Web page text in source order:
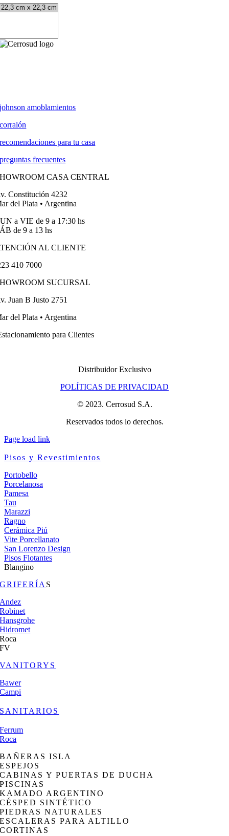
johnson amoblamientos
corralón
recomendaciones para tu casa
preguntas frecuentes
CASA CENTRAL
Constitución 4232
del Plata • Argentina
a VIE de 9 a 17:30 hs
de 9 a 13 hs
AL CLIENTE
410 7000
SUCURSAL
Juan B Justo 2751
del Plata • Argentina
para Clientes
Distribuidor Exclusivo
POLÍTICAS DE PRIVACIDAD
© 2023. Cerrosud S.A.
Reservados todos lo derechos.
Page load link
Pisos y Revestimientos
Portobello
Porcelanosa
Pamesa
Tau
Marazzi
Ragno
Cerámica Piú
Vite Porcellanato
San Lorenzo Design
Pisos Flotantes
Blangino
GRIFERÍA S
Andez
Robinet
Hansgrohe
Hidromet
Roca
FV
VANITORYS
Bawer
Campi
SANITARIOS
Ferrum
Roca
BAÑERAS ISLA
ESPEJOS
CABINAS Y PUERTAS DE DUCHA
PISCINAS
KAMADO ARGENTINO
CÉSPED SINTÉTICO
PIEDRAS NATURALES
ESCALERAS PARA ALTILLO
CORTINAS